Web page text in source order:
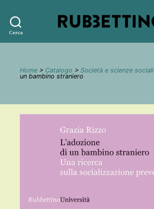
Cerca
editore
Home > Catalogo > Società e scienze sociali
un bambino straniero